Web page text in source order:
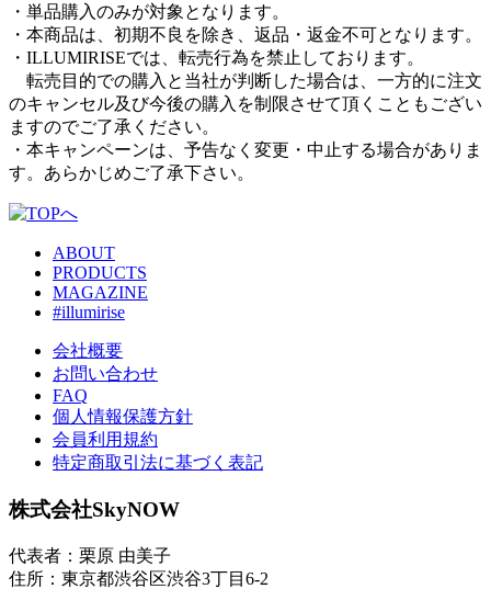
・単品購入のみが対象となります。
・本商品は、初期不良を除き、返品・返金不可となります。
・ILLUMIRISEでは、転売行為を禁止しております。
転売目的での購入と当社が判断した場合は、一方的に注文
のキャンセル及び今後の購入を制限させて頂くこともござい
ますのでご了承ください。
・本キャンペーンは、予告なく変更・中止する場合がありま
す。あらかじめご了承下さい。
ABOUT
PRODUCTS
MAGAZINE
#illumirise
会社概要
お問い合わせ
FAQ
個人情報保護方針
会員利用規約
特定商取引法に基づく表記
株式会社SkyNOW
代表者：栗原 由美子
住所：東京都渋谷区渋谷3丁目6-2